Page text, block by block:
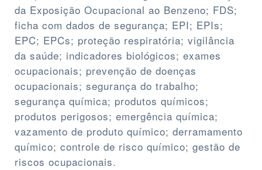
da Exposição Ocupacional ao Benzeno; FDS;
ficha com dados de segurança; EPI; EPIs;
EPC; EPCs; proteção respiratória; vigilância
da saúde; indicadores biológicos; exames
ocupacionais; prevenção de doenças
ocupacionais; segurança do trabalho;
segurança química; produtos químicos;
produtos perigosos; emergência química;
vazamento de produto químico; derramamento
químico; controle de risco químico; gestão de
riscos ocupacionais.